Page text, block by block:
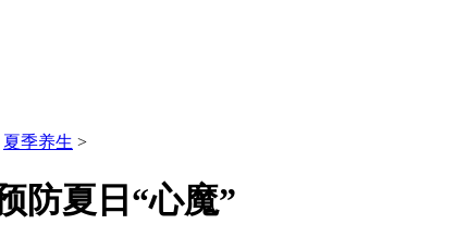
夏季养生 >
防夏日“心魔”